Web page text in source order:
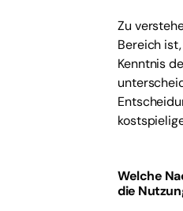
Zu
Bereich
Kenntnis
Welche
die